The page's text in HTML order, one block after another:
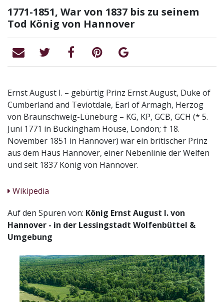
1771-1851, War von 1837 bis zu seinem
Tod König von Hannover
Ernst August I. – gebürtig Prinz Ernst August, Duke of
Cumberland and Teviotdale, Earl of Armagh, Herzog
von Braunschweig-Lüneburg – KG, KP, GCB, GCH (* 5.
Juni 1771 in Buckingham House, London; † 18.
November 1851 in Hannover) war ein britischer Prinz
aus dem Haus Hannover, einer Nebenlinie der Welfen
und seit 1837 König von Hannover.
Wikipedia
Auf den Spuren von: König Ernst August I. von
Hannover - in der Lessingstadt Wolfenbüttel &
Umgebung